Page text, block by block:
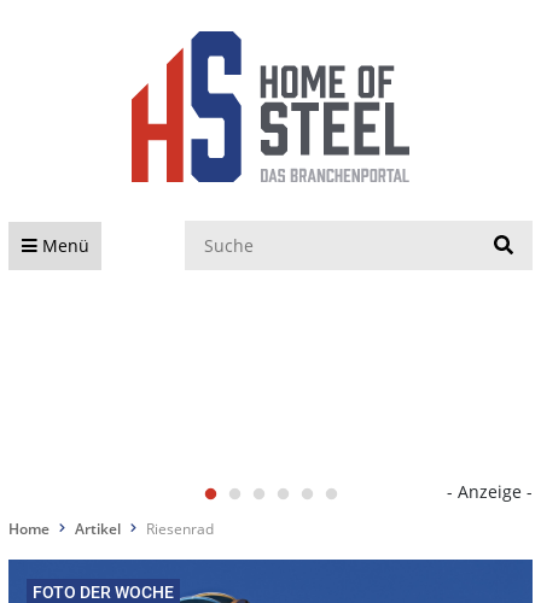
Menü
- Anzeige -
Home Artikel Riesenrad
FOTO DER WOCHE